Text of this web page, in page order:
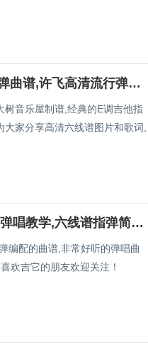
父亲写的散文诗吉他谱,简单E调原版指弹曲谱,许飞高清流行弹唱六线乐谱
音乐屋制谱,经典的E调吉他指
家分享高清六线谱图片和歌词,
爱的故事上集吉他谱,原版歌曲,简单F调弹唱教学,六线谱指弹简谱2张图
编配的曲谱,非常好听的弹唱曲
欢吉它的朋友欢迎关注！